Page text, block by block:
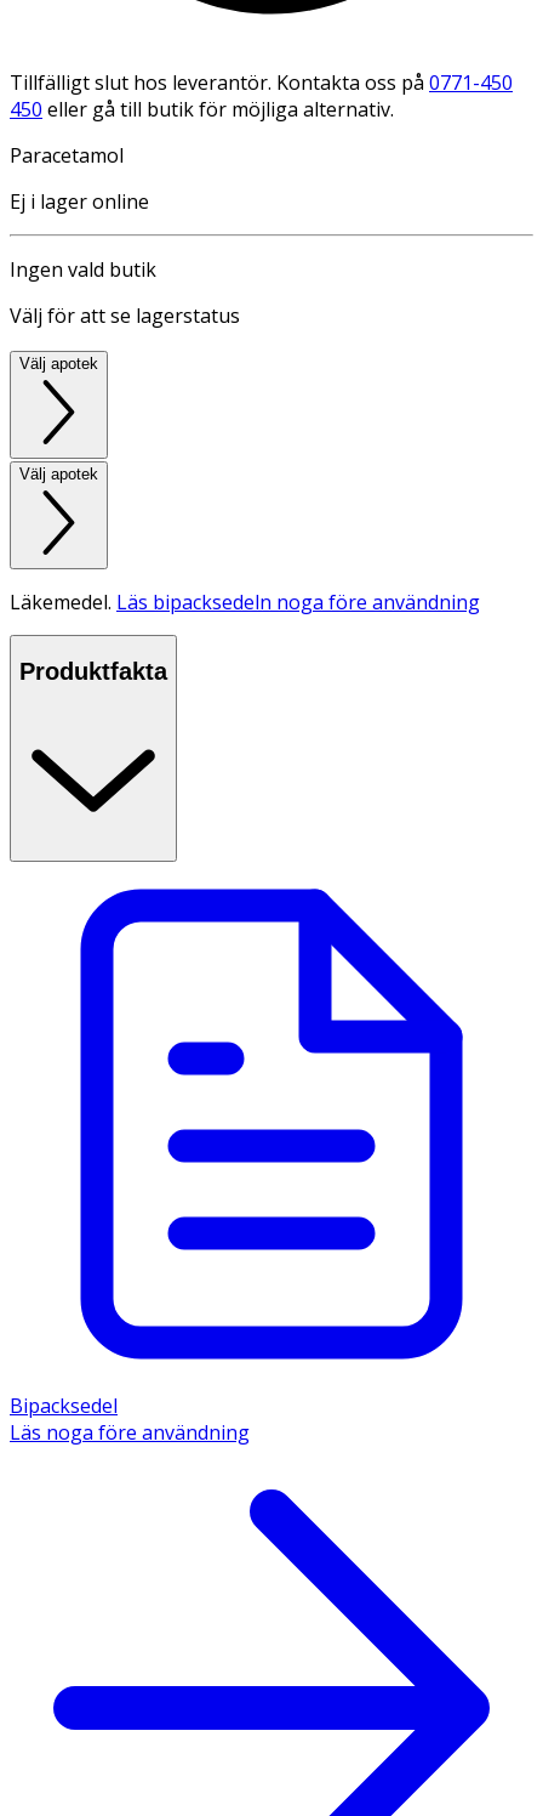
Tillfälligt slut hos leverantör. Kontakta oss på 0771-450
450 eller gå till butik för möjliga alternativ.
Paracetamol
Ej i lager online
Ingen vald butik
Välj för att se lagerstatus
Välj apotek
Välj apotek
Läkemedel. Läs bipacksedeln noga före användning
Produktfakta
Bipacksedel
Läs noga före användning